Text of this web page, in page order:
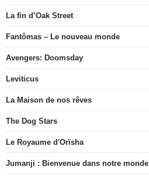
La fin d’Oak Street
Fantômas – Le nouveau monde
Avengers: Doomsday
Leviticus
La Maison de nos rêves
The Dog Stars
Le Royaume d'Orïsha
Jumanji : Bienvenue dans notre monde